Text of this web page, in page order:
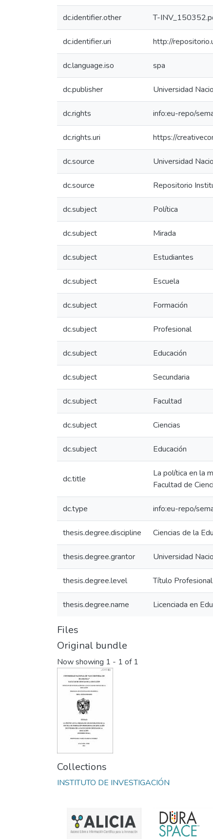
dc.identifier.other T-
dc.identifier.uri http://
dc.language.iso spa
dc.publisher Universidad
dc.rights info:eu-repo/
dc.rights.uri https://
dc.source Universidad
dc.source Repositorio
dc.subject Política
dc.subject Mirada
dc.subject Estudiantes
dc.subject Escuela
dc.subject Formación
dc.subject Profesional
dc.subject Educación
dc.subject Secundaria
dc.subject Facultad
dc.subject Ciencias
dc.subject Educación
dc.title
La política en la
Facultad de
dc.type info:eu-repo/
thesis.degree.discipline Ciencias de la
thesis.degree.grantor Universidad
thesis.degree.level Título Profesional
thesis.degree.name Licenciada en
Files
Original bundle
Now showing 1 - 1 of 1
Collections
INSTITUTO DE INVESTIGACIÓN